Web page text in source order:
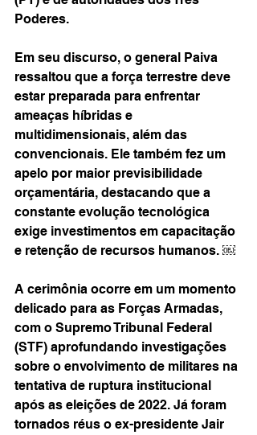
Poderes.
Em seu discurso, o general Paiva
ressaltou que a força terrestre deve
estar preparada para enfrentar
ameaças híbridas e
multidimensionais, além das
convencionais. Ele também fez um
apelo por maior previsibilidade
orçamentária, destacando que a
constante evolução tecnológica
exige investimentos em capacitação
e retenção de recursos humanos. ￼
A cerimônia ocorre em um momento
delicado para as Forças Armadas,
com o Supremo Tribunal Federal
(STF) aprofundando investigações
sobre o envolvimento de militares na
tentativa de ruptura institucional
após as eleições de 2022. Já foram
tornados réus o ex-presidente Jair